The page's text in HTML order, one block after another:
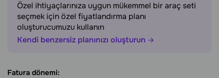
Özel ihtiyaçlarınıza uygun mükemmel bir araç seti
seçmek için özel fiyatlandırma planı
oluşturucumuzu kullanın
Kendi benzersiz planınızı oluşturun
Fatura dönemi: